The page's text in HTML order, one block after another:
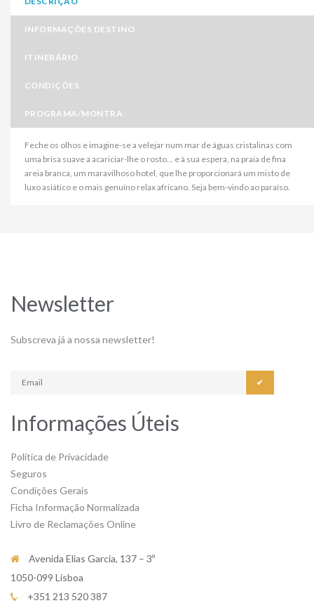
INFORMAÇÕES DESTINO
ITINERÁRIO
CONDIÇÕES
PROGRAMA/MONTRA
Feche os olhos e imagine-se a velejar num mar de águas cristalinas com
uma brisa suave a acariciar-lhe o rosto... e à sua espera, na praia de fina
areia branca, um maravilhoso hotel, que lhe proporcionará um misto de
luxo asiático e o mais genuíno relax africano. Seja bem-vindo ao paraíso.
Newsletter
Subscreva já a nossa newsletter!
✔
Informações Úteis
Política de Privacidade
Seguros
Condições Gerais
Ficha Informação Normalizada
Livro de Reclamações Online
Avenida Elias Garcia, 137 – 3º
1050-099 Lisboa
+351 213 520 387